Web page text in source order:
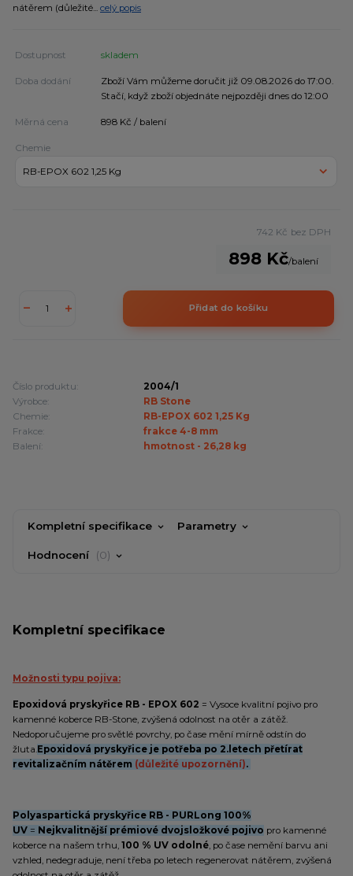
nátěrem (důležité... celý popis
Dostupnost skladem
Doba dodání
Zboží Vám můžeme doručit již 09.08.2026 do 17:00.
Stačí, když zboží objednáte nejpozději dnes do 12:00
Měrná cena 898 Kč / balení
Chemie
898 Kč/balení
742 Kč bez DPH
Přidat do košíku
Číslo produktu:
2004/1
Výrobce:
RB Stone
Chemie:
RB-EPOX 602 1,25 Kg
Frakce:
frakce 4-8 mm
Balení:
hmotnost - 26,28 kg
Kompletní specifikace Parametry
Hodnocení 0
Kompletní specifikace
Možnosti typu pojiva:
Epoxidová pryskyřice RB - EPOX 602 = Vysoce kvalitní pojivo pro
kamenné koberce RB-Stone, zvýšená odolnost na otěr a zátěž.
Nedoporučujeme pro světlé povrchy, po čase mění mírně odstín do
žluta.Epoxidová pryskyřice je potřeba po 2.letech přetírat
revitalizačním nátěrem (důležité upozornění).
Polyaspartická pryskyřice RB - PURLong 100%
UV = Nejkvalitnější prémiové dvojsložkové pojivo pro kamenné
koberce na našem trhu, 100 % UV odolné, po čase nemění barvu ani
vzhled, nedegraduje, není třeba po letech regenerovat nátěrem, zvýšená